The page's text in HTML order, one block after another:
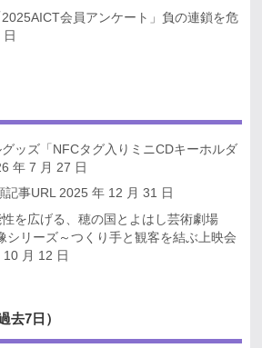
2025AICT会員アンケート」負の連鎖を危
ッズ「NFCタグ入りミニCDキーホルダ
年 7 月 27 日
記事URL 2025 年 12 月 31 日
を広げる、穂の国とよはし芸術劇場
シリーズ～つくり手と観客を結ぶ上映会
月 12 日
去7日）